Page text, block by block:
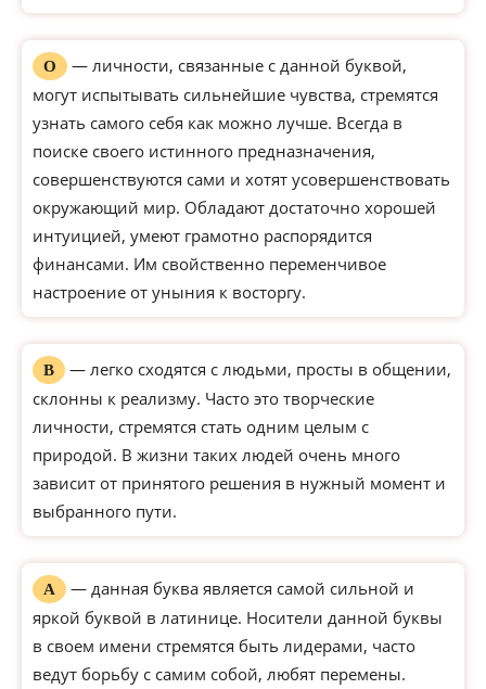
О
— личности, связанные с данной буквой,
могут испытывать сильнейшие чувства, стремятся
узнать самого себя как можно лучше. Всегда в
поиске своего истинного предназначения,
совершенствуются сами и хотят усовершенствовать
окружающий мир. Обладают достаточно хорошей
интуицией, умеют грамотно распорядится
финансами. Им свойственно переменчивое
настроение от уныния к восторгу.
В
— легко сходятся с людьми, просты в общении,
склонны к реализму. Часто это творческие
личности, стремятся стать одним целым с
природой. В жизни таких людей очень много
зависит от принятого решения в нужный момент и
выбранного пути.
А
— данная буква является самой сильной и
яркой буквой в латинице. Носители данной буквы
в своем имени стремятся быть лидерами, часто
ведут борьбу с самим собой, любят перемены.